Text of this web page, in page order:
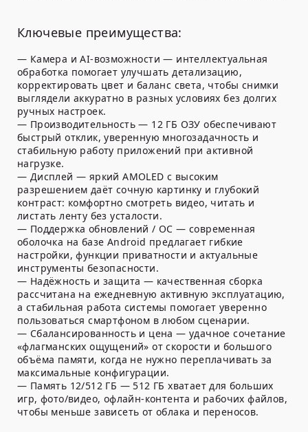
Ключевые преимущества:
— Камера и AI-возможности — интеллектуальная
обработка помогает улучшать детализацию,
корректировать цвет и баланс света, чтобы снимки
выглядели аккуратно в разных условиях без долгих
ручных настроек.
— Производительность — 12 ГБ ОЗУ обеспечивают
быстрый отклик, уверенную многозадачность и
стабильную работу приложений при активной
нагрузке.
— Дисплей — яркий AMOLED с высоким
разрешением даёт сочную картинку и глубокий
контраст: комфортно смотреть видео, читать и
листать ленту без усталости.
— Поддержка обновлений / ОС — современная
оболочка на базе Android предлагает гибкие
настройки, функции приватности и актуальные
инструменты безопасности.
— Надёжность и защита — качественная сборка
рассчитана на ежедневную активную эксплуатацию,
а стабильная работа системы помогает уверенно
пользоваться смартфоном в любом сценарии.
— Сбалансированность и цена — удачное сочетание
«флагманских ощущений» от скорости и большого
объёма памяти, когда не нужно переплачивать за
максимальные конфигурации.
— Память 12/512 ГБ — 512 ГБ хватает для больших
игр, фото/видео, офлайн-контента и рабочих файлов,
чтобы меньше зависеть от облака и переносов.